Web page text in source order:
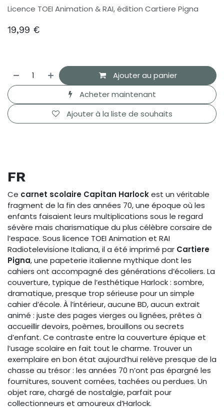
Licence TOEI Animation & RAI, édition Cartiere Pigna
19,99 €
Ajouter au panier
Acheter maintenant
Ajouter à la liste de souhaits
FR
Ce carnet scolaire Capitan Harlockest un véritable
fragment de la fin des années 70, une époque où les
enfants faisaient leurs multiplications sous le regard
sévère mais charismatique du plus célèbre corsaire de
l’espace. Sous licence TOEI Animation et RAI
Radiotelevisione Italiana, il a été imprimé par Cartiere
Pigna, une papeterie italienne mythique dont les
cahiers ont accompagné des générations d’écoliers. La
couverture, typique de l’esthétique Harlock : sombre,
dramatique, presque trop sérieuse pour un simple
cahier d’école. À l’intérieur, aucune BD, aucun extrait
animé : juste des pages vierges ou lignées, prêtes à
accueillir devoirs, poèmes, brouillons ou secrets
d’enfant. Ce contraste entre la couverture épique et
l’usage scolaire en fait tout le charme. Trouver un
exemplaire en bon état aujourd’hui relève presque de la
chasse au trésor : les années 70 n’ont pas épargné les
fournitures, souvent cornées, tachées ou perdues. Un
objet rare, chargé de nostalgie, parfait pour
collectionneurs et amoureux d’Harlock.